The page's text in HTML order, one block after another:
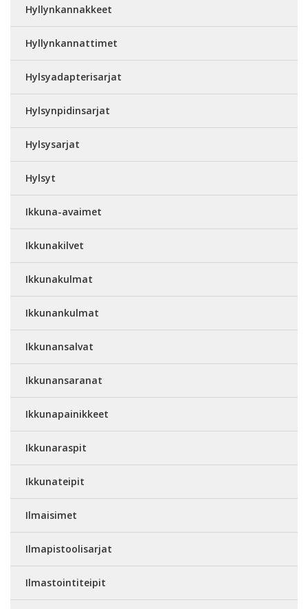
Hyllynkannakkeet
Hyllynkannattimet
Hylsyadapterisarjat
Hylsynpidinsarjat
Hylsysarjat
Hylsyt
Ikkuna-avaimet
Ikkunakilvet
Ikkunakulmat
Ikkunankulmat
Ikkunansalvat
Ikkunansaranat
Ikkunapainikkeet
Ikkunaraspit
Ikkunateipit
Ilmaisimet
Ilmapistoolisarjat
Ilmastointiteipit